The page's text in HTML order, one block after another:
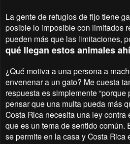
La gente de refugios de fijo tiene
posible lo imposible con limitados
pueden más que las limitaciones,
qué llegan estos animales
¿Qué motiva a una persona a
envenenar a un gato? Me cuesta
respuesta es simplemente “porque
pensar que una multa pueda más
Costa Rica necesita una ley contra
que es un tema de sentido común.
se permite en la casa y Costa